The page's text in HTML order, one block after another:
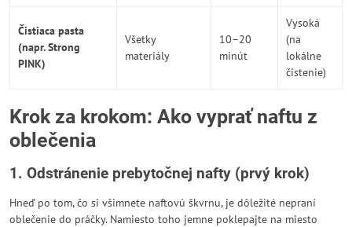
Čistiaca pasta
(napr. Strong
PINK)
Všetky
materiály
10–20
minút
Vysoká
(na
lokálne
čistenie)
Krok za krokom: Ako vyprať naftu z
oblečenia
1. Odstránenie prebytočnej nafty (prvý krok)
Hneď po tom, čo si všimnete naftovú škvrnu, je dôležité nepraní
oblečenie do práčky. Namiesto toho jemne poklepajte na miesto